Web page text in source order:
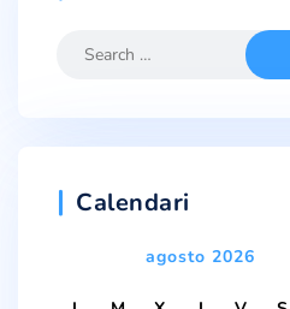
Calendari
agosto 2026